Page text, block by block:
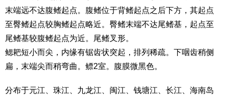
末端远不达腹鳍起点。腹鳍位于背鳍起点之后下方，其起点
至臀鳍起点较胸鳍起点略近。臀鳍末端不达尾鳍基，起点至
尾鳍基较腹鳍起点为近。尾鳍叉形。
鳃耙短小而尖，内缘有锯齿状突起，排列稀疏。下咽齿稍侧
扁，末端尖而稍弯曲。鳔2室。腹膜微黑色。
分布于元江、珠江、九龙江、闽江、钱塘江、长江、海南岛